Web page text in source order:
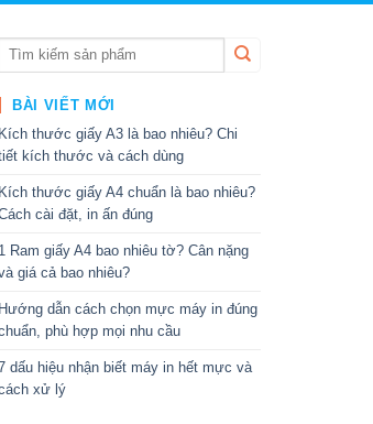
BÀI VIẾT MỚI
Kích thước giấy A3 là bao nhiêu? Chi
kích thước và cách dùng
Kích thước giấy A4 chuẩn là bao nhiêu?
cài đặt, in ấn đúng
1 Ram giấy A4 bao nhiêu tờ? Cân nặng
giá cả bao nhiêu?
Hướng dẫn cách chọn mực máy in đúng
phù hợp mọi nhu cầu
dấu hiệu nhận biết máy in hết mực và
xử lý